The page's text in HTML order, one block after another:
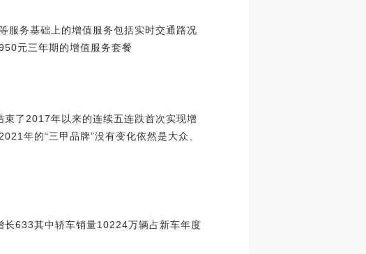
服务基础上的增值服务包括实时交通路况
元三年期的增值服务套餐
了2017年以来的连续五连跌首次实现增
年的“三甲品牌”没有变化依然是大众、
633其中轿车销量10224万辆占新车年度